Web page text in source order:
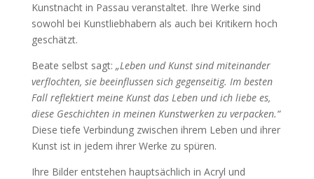
Kunstnacht in Passau veranstaltet. Ihre Werke sind
sowohl bei Kunstliebhabern als auch bei Kritikern hoch
geschätzt.
Beate selbst sagt: „Leben und Kunst sind miteinander
verflochten, sie beeinflussen sich gegenseitig. Im besten
Fall reflektiert meine Kunst das Leben und ich liebe es,
diese Geschichten in meinen Kunstwerken zu verpacken.“
Diese tiefe Verbindung zwischen ihrem Leben und ihrer
Kunst ist in jedem ihrer Werke zu spüren.
Ihre Bilder entstehen hauptsächlich in Acryl und